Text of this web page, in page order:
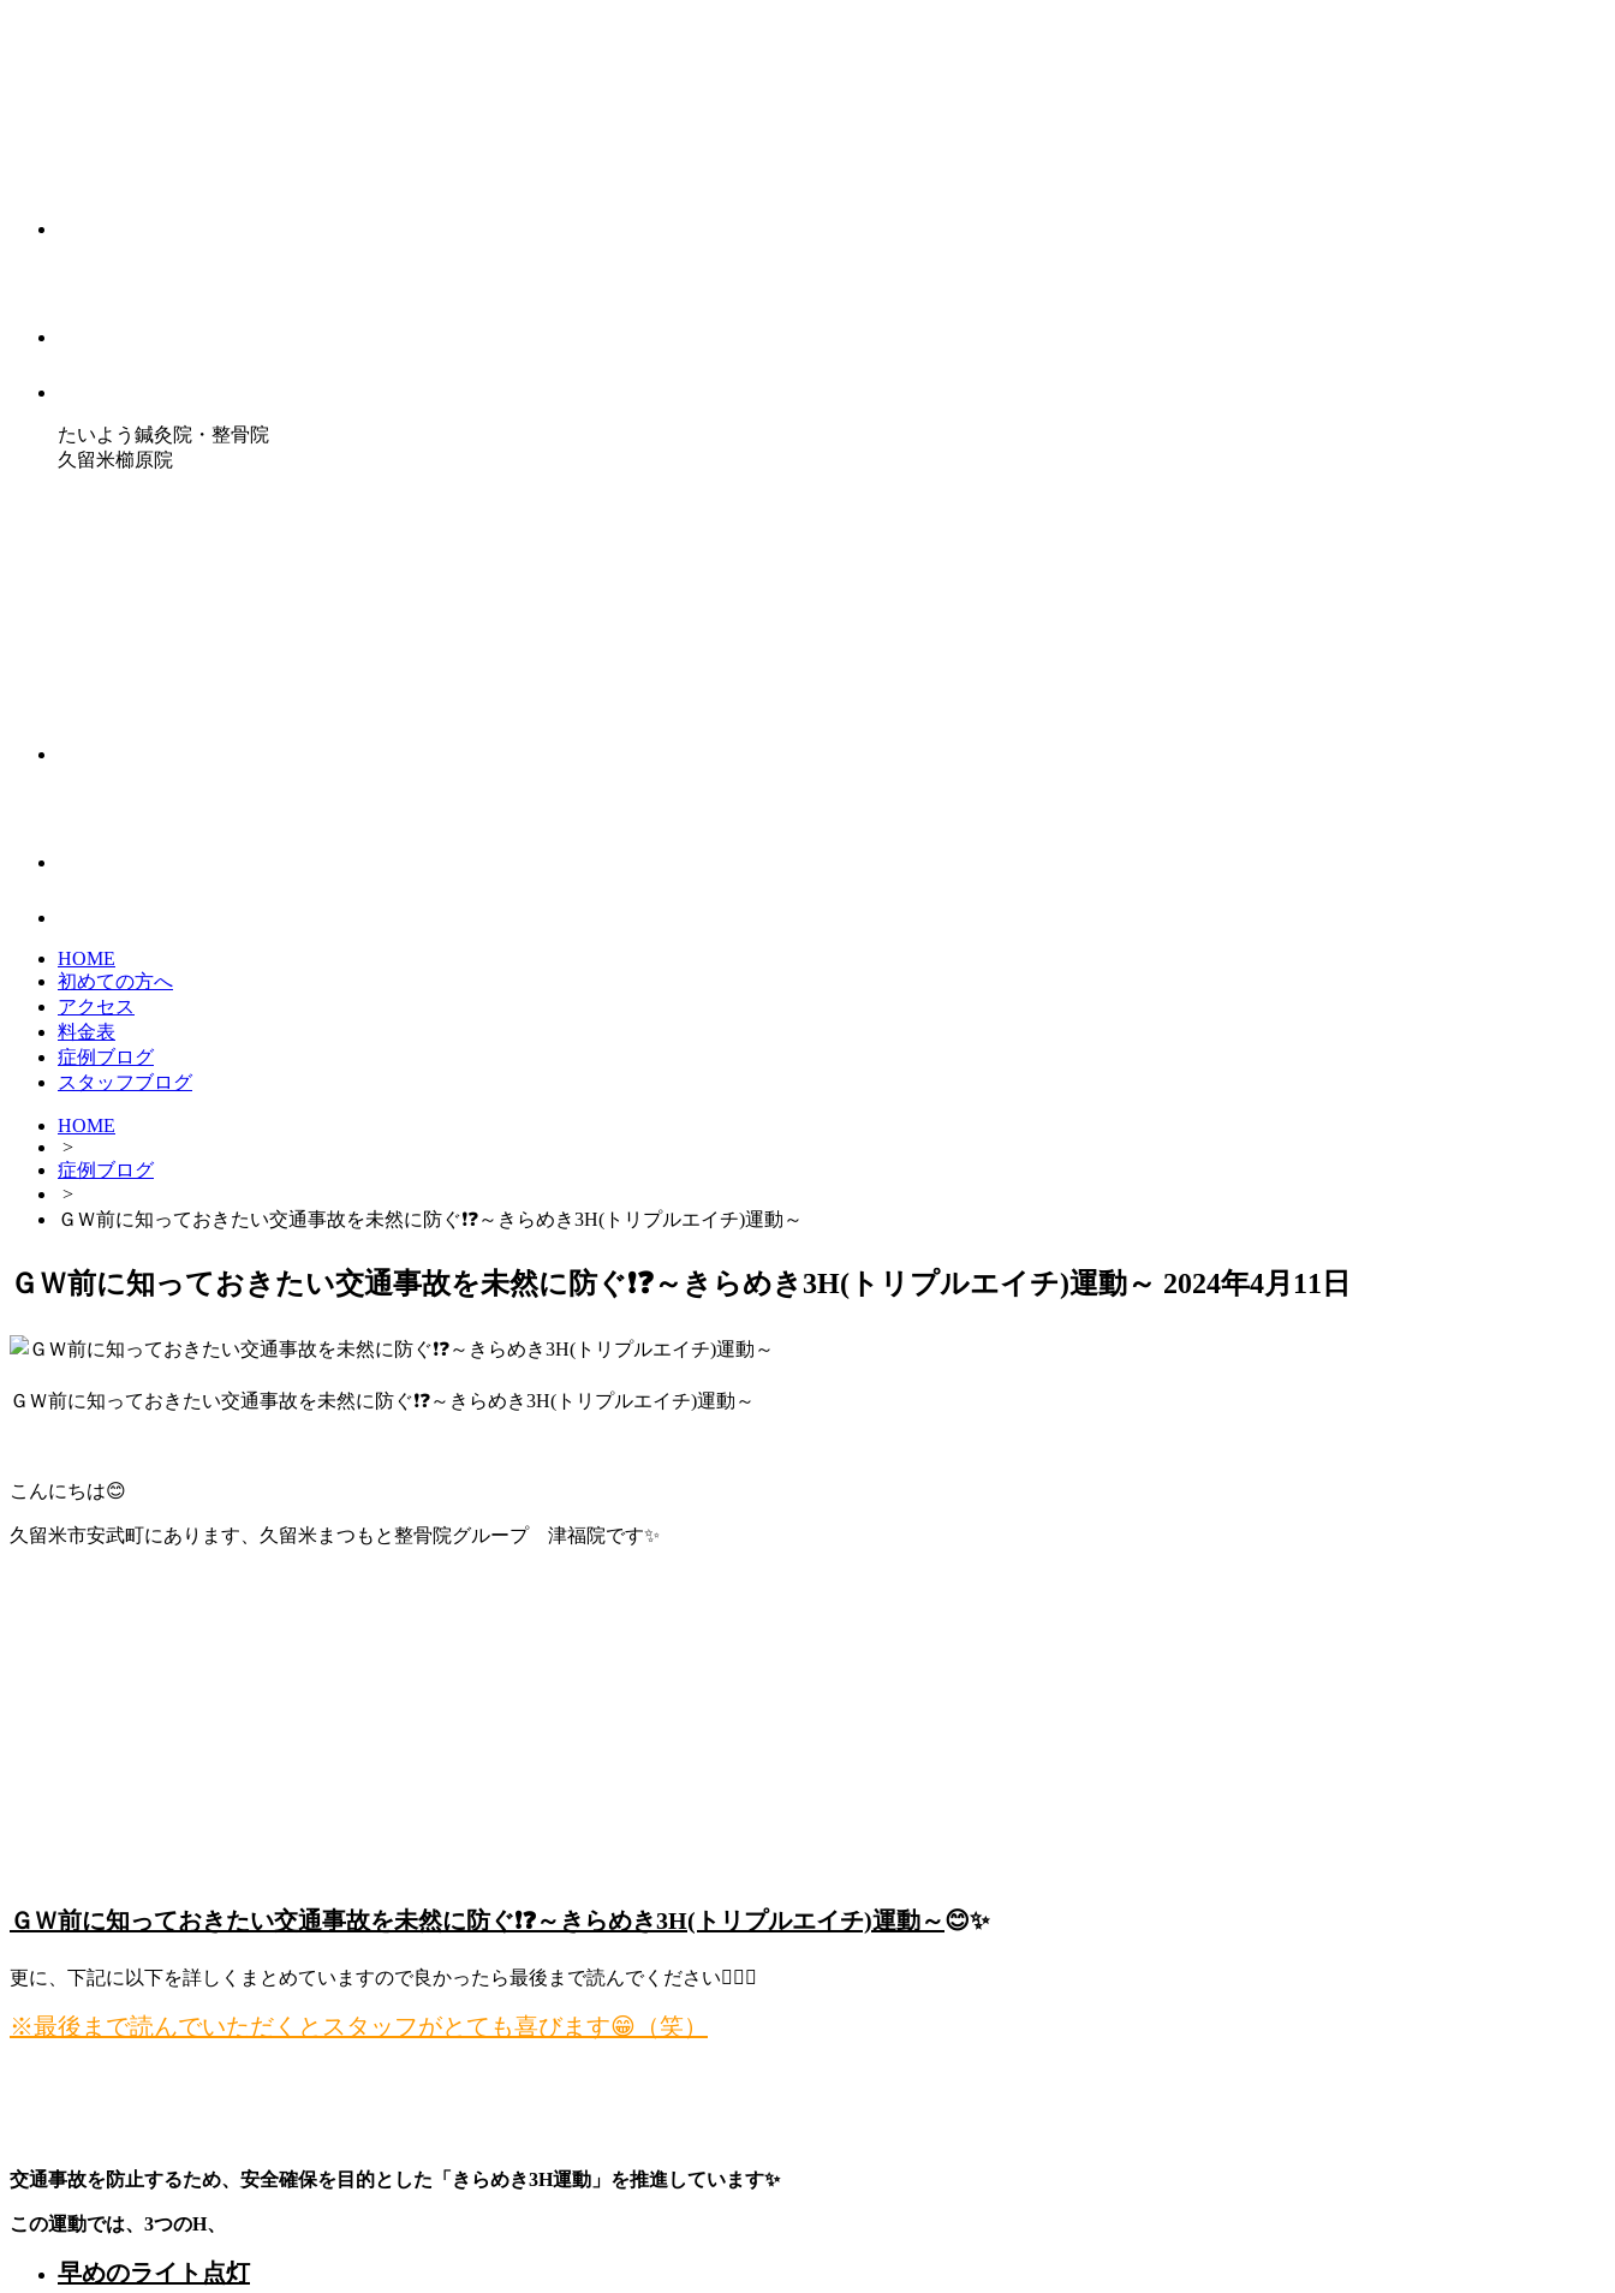
たいよう鍼灸院・整骨院
久留米櫛原院
HOME
初めての方へ
アクセス
料金表
症例ブログ
スタッフブログ
HOME
>
症例ブログ
>
ＧＷ前に知っておきたい交通事故を未然に防ぐ❗❓～きらめき3H(トリプルエイチ)運動～
ＧＷ前に知っておきたい交通事故を未然に防ぐ❗❓～きらめき3H(トリプルエイチ)運動～ 2024年4月11日
ＧＷ前に知っておきたい交通事故を未然に防ぐ❗❓～きらめき3H(トリプルエイチ)運動～
こんにちは😊
久留米市安武町にあります、久留米まつもと整骨院グループ 津福院です✨
ＧＷ前に知っておきたい交通事故を未然に防ぐ❗❓～ きらめき3H(トリプルエイチ)運動～😊✨
更に、下記に以下を詳しくまとめていますので良かったら最後まで読んでください🙇‍♀️✨
※最後まで読んでいただくとスタッフがとても喜びます😁（笑）
交通事故を防止するため、安全確保を目的とした「きらめき3H運動」を推進しています✨
この運動では、3つのH、
早めのライト点灯